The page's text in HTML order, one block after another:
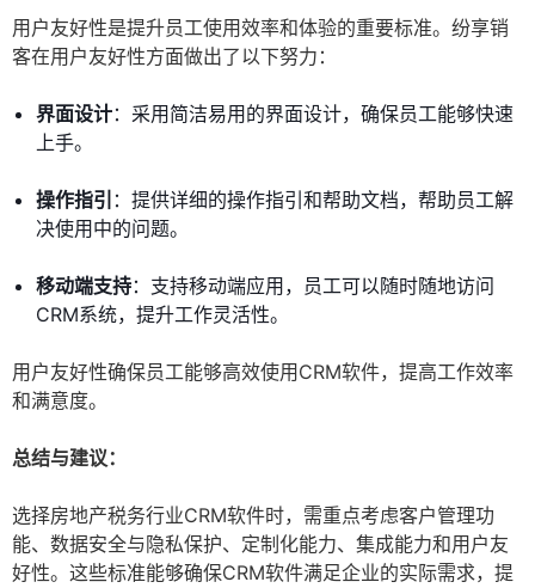
用户友好性是提升员工使用效率和体验的重要标准。纷享销
客在用户友好性方面做出了以下努力：
界面设计：采用简洁易用的界面设计，确保员工能够快速
上手。
操作指引 ：提供详细的操作指引和帮助文档，帮助员工解
决使用中的问题。
移动端支持：支持移动端应用，员工可以随时随地访问
CRM系统，提升工作灵活性。
用户友好性确保员工能够高效使用CRM软件，提高工作效率
和满意度。
总结与建议：
选择房地产税务行业CRM软件时，需重点考虑客户管理功
能、数据安全与隐私保护、定制化能力、集成能力和用户友
好性。这些标准能够确保CRM软件满足企业的实际需求，提